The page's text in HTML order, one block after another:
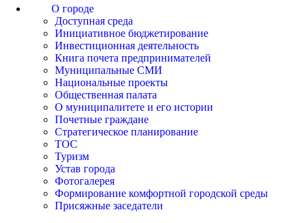
О городе
Доступная среда
Инициативное бюджетирование
Инвестиционная деятельность
Книга почета предпринимателей
Муниципальные СМИ
Национальные проекты
Общественная палата
О муниципалитете и его истории
Почетные граждане
Стратегическое планирование
ТОС
Туризм
Устав города
Фотогалерея
Формирование комфортной городской среды
Присяжные заседатели